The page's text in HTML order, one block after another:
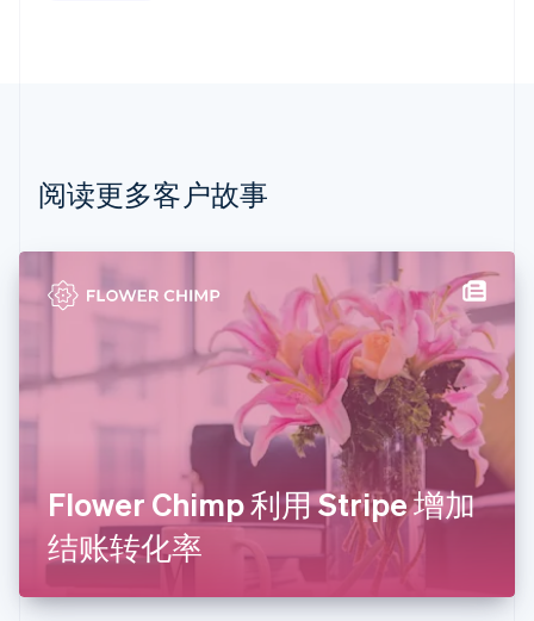
阅读更多客户故事
Flower Chimp 利用 Stripe 增加
结账转化率
Nederlands Français Deutsch
波兰
丹麦
德国
Français English
English Svenska
English
加拿大
EnglishFrançais
捷克
克罗地亚